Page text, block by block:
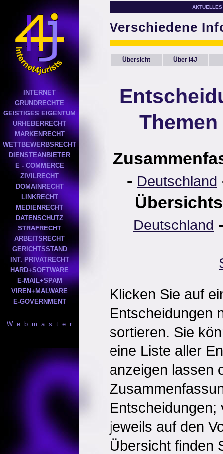
INTERNET
GRUNDRECHTE
GEISTIGES EIGENTUM
URHEBERRECHT
MARKENRECHT
WETTBEWERBSRECHT
DIENSTEANBIETER
E - COMMERCE
ZIVILRECHT
DOMAINRECHT
LINKRECHT
MEDIENRECHT
DATENSCHUTZ
STRAFRECHT
ARBEITSRECHT
GERICHTSSTAND
INT. PRIVATRECHT
HARD+SOFTWARE
E-MAIL+SPAM
VIREN+MALWARE
E-GOVERNMENT
W e b m a s t e r
AKTUELLES
Verschiedene
Übersicht Über I4J
- Deutschland
Deutschland
Klicken Sie auf
Entscheidungen
sortieren. Sie
eine Liste aller
anzeigen lassen
Entscheidungen;
jeweils auf den
Übersicht finden